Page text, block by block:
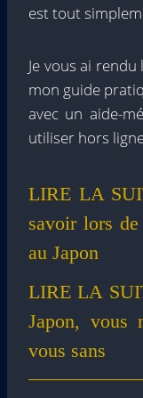
est tout
Je vous ai
mon guide
avec un aide-
utiliser hors
LIRE LA
savoir lors
au Japon
LIRE LA
Japon, vous
vous sans